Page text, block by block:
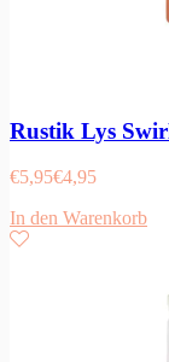
Rustik Lys
€5,95€4,95
In den Warenkorb